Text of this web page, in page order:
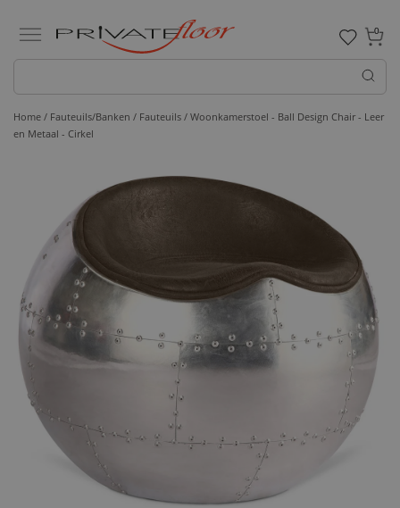
0
Home / Fauteuils/Banken / Fauteuils / Woonkamerstoel - Ball Design Chair - Leer
en Metaal - Cirkel